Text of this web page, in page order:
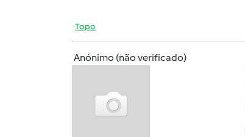
Topo
Anónimo (não verificado)